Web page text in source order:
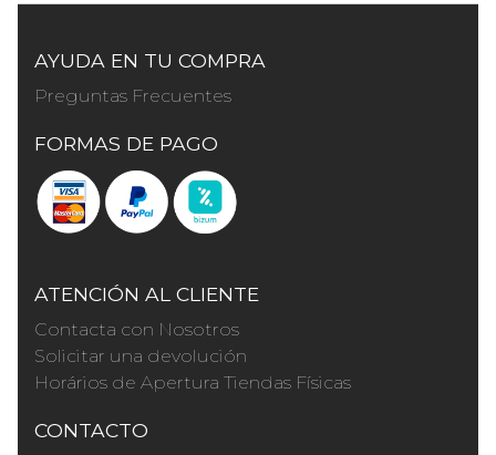
AYUDA EN TU COMPRA
Preguntas Frecuentes
FORMAS DE PAGO
ATENCIÓN AL CLIENTE
Contacta con Nosotros
Solicitar una devolución
Horários de Apertura Tiendas Físicas
CONTACTO